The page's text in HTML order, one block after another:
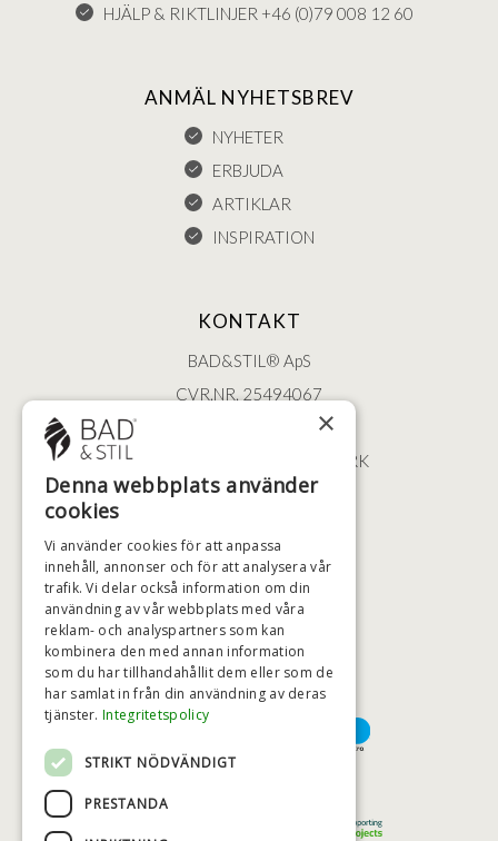
HJÄLP & RIKTLINJER +46 (0)79 008 12 60
ANMÄL NYHETSBREV
NYHETER
ERBJUDA
ARTIKLAR
INSPIRATION
KONTAKT
BAD&STIL® ApS
CVR.NR. 25494067
ØSTERBROGADE 202
2100 KØBENHAVN • DANMARK
+46 (0)79 008 12 60
HÖGSTA KREDITVÄRDIGHET
BETALNINGSALTERNATIV
×
Denna webbplats använder
cookies
Vi använder cookies för att anpassa
innehåll, annonser och för att analysera vår
trafik. Vi delar också information om din
användning av vår webbplats med våra
reklam- och analyspartners som kan
kombinera den med annan information
som du har tillhandahållit dem eller som de
har samlat in från din användning av deras
tjänster. Integritetspolicy
STRIKT NÖDVÄNDIGT
PRESTANDA